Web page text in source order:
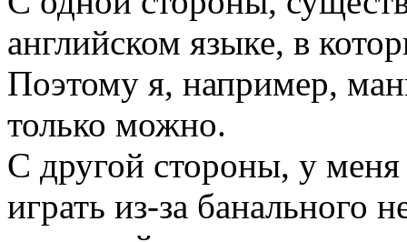
английском языке, в
Поэтому я, например,
только можно.
С другой стороны, у
играть из-за банального